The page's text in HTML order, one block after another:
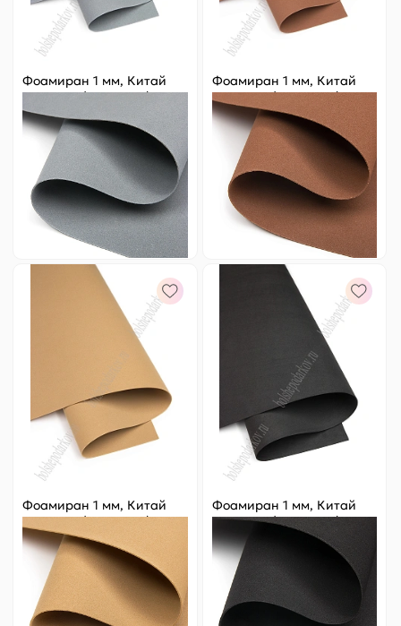
Фоамиран 1 мм, Китай
50*50 см (10 листов) SF-
3431, серый №1038
Цена за ед.: 18.2 ₽
Артикул:
805-125
182 ₽
Оптовая
+
Фоамиран 1 мм, Китай
50*50 см (10 листов) SF-
3431, коричневый №019
Цена за ед.: 18.2 ₽
Артикул:
805-79
182 ₽
Оптовая
+
Фоамиран 1 мм, Китай
50*50 см (10 листов) SF-
3431, коричневый №1035
Цена за ед.: 18.2 ₽
Артикул:
805-233
182 ₽
Оптовая
Фоамиран 1 мм, Китай
50*50 см (10 листов) SF-
3431, черный №1041
Цена за 18.2 ₽
Артикул:
182 ₽
Оптовая